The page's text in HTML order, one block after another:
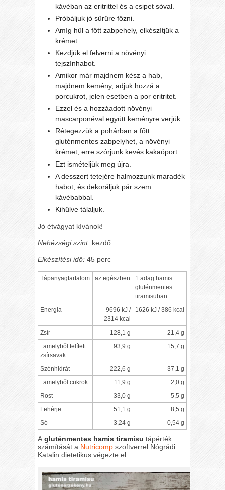
kávéban az eritrittel és a csipet sóval.
Próbáljuk jó sűrűre főzni.
Amíg hűl a főtt zabpehely, elkészítjük a
krémet.
Kezdjük el felverni a növényi
tejszínhabot.
Amikor már majdnem kész a hab,
majdnem kemény, adjuk hozzá a
porcukrot, jelen esetben a por eritritet.
Ezzel és a hozzáadott növényi
mascarponéval együtt keményre verjük.
Rétegezzük a pohárban a főtt
gluténmentes zabpelyhet, a növényi
krémet, erre szórjunk kevés kakaóport.
Ezt ismételjük meg újra.
A desszert tetejére halmozzunk maradék
habot, és dekoráljuk pár szem
kávébabbal.
Kihűlve tálaljuk.
Jó étvágyat kívánok!
Nehézségi szint: kezdő
Elkészítési idő: 45 perc
Tápanyagtartalom az egészben
1 adag hamis
gluténmentes
tiramisuban
Energia
9696 kJ /
2314 kcal
1626 kJ / 386 kcal
Zsír 128,1 g
21,4 g
amelyből telített
zsírsavak
93,9 g 15,7 g
Szénhidrát 222,6 g
37,1 g
amelyből cukrok
11,9 g
2,0 g
Rost
33,0 g
5,5 g
Fehérje
51,1 g
8,5 g
Só
3,24 g 0,54 g
A gluténmentes hamis tiramisu tápérték
számítását a Nutricomp szoftverrel Nógrádi
Katalin dietetikus végezte el.